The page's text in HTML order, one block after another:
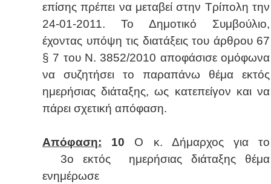
επίσης πρέπει να μεταβεί στην Τρίπολη την
24-01-2011. Το Δημοτικό Συμβούλιο,
έχοντας υπόψη τις διατάξεις του άρθρου 67
§ 7 του Ν. 3852/2010 αποφάσισε ομόφωνα
να συζητήσει το παραπάνω θέμα εκτός
ημερήσιας διάταξης, ως κατεπείγον και να
πάρει σχετική απόφαση.
Απόφαση: 10 Ο κ. Δήμαρχος για το
3ο εκτός ημερήσιας διάταξης θέμα
ενημέρωσε